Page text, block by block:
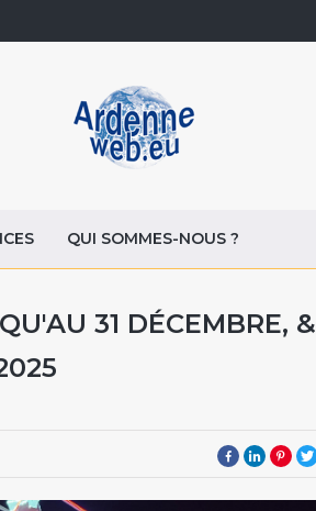
QUI SOMMES-NOUS ?
31 DÉCEMBRE, &